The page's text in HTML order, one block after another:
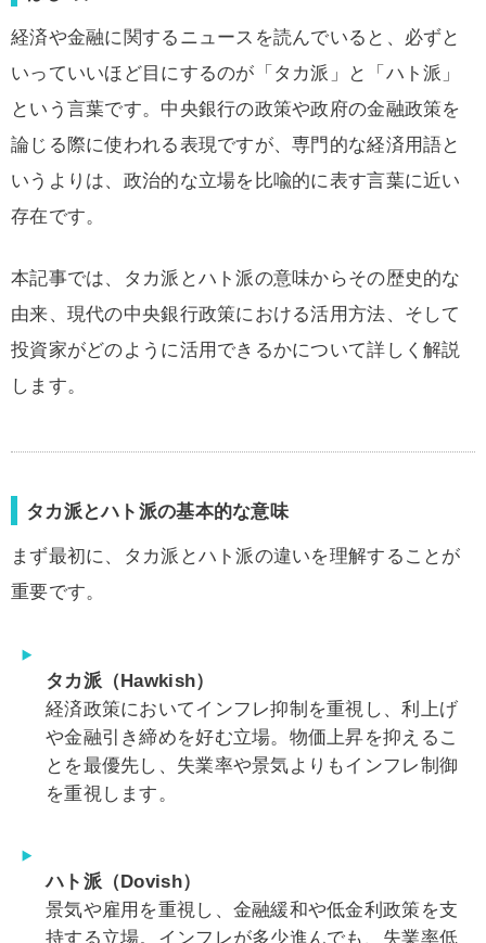
経済や金融に関するニュースを読んでいると、必ずと
いっていいほど目にするのが「タカ派」と「ハト派」
という言葉です。中央銀行の政策や政府の金融政策を
論じる際に使われる表現ですが、専門的な経済用語と
いうよりは、政治的な立場を比喩的に表す言葉に近い
存在です。
本記事では、タカ派とハト派の意味からその歴史的な
由来、現代の中央銀行政策における活用方法、そして
投資家がどのように活用できるかについて詳しく解説
します。
タカ派とハト派の基本的な意味
まず最初に、タカ派とハト派の違いを理解することが
重要です。
タカ派（Hawkish）
経済政策においてインフレ抑制を重視し、利上げ
や金融引き締めを好む立場。物価上昇を抑えるこ
とを最優先し、失業率や景気よりもインフレ制御
を重視します。
ハト派（Dovish）
景気や雇用を重視し、金融緩和や低金利政策を支
持する立場。インフレが多少進んでも、失業率低